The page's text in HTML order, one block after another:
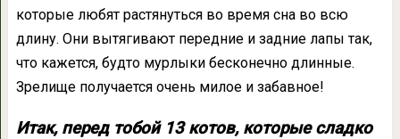
которые любят растянуться во время сна во всю
длину. Они вытягивают передние и задние лапы так,
что кажется, будто мурлыки бесконечно длинные.
Зрелище получается очень милое и забавное!
Итак, перед тобой 13 котов, которые сладко